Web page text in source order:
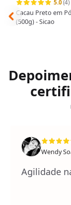
5.0(4)
Cacau Preto em
(500g) - Sicao
Wendy
Agilidade